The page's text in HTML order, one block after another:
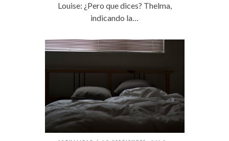
Louise: ¿Pero que dices? Thelma,
indicando la…